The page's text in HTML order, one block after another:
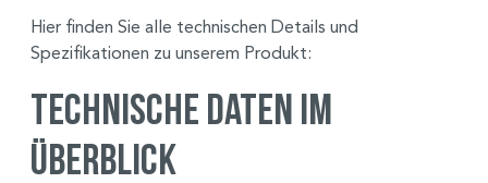
Hier finden Sie alle technischen Details und
Spezifikationen zu unserem Produkt:
Technische Daten im
Überblick